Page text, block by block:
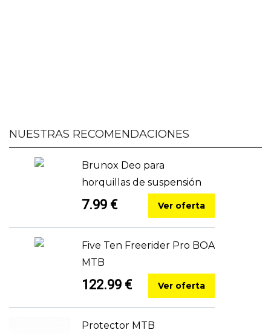
NUESTRAS RECOMENDACIONES
Brunox Deo para
horquillas de suspensión
7.99 € Ver oferta
Five Ten Freerider Pro BOA
MTB
122.99 € Ver oferta
Protector MTB